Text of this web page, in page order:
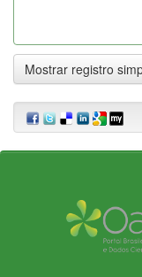
Mostrar registro